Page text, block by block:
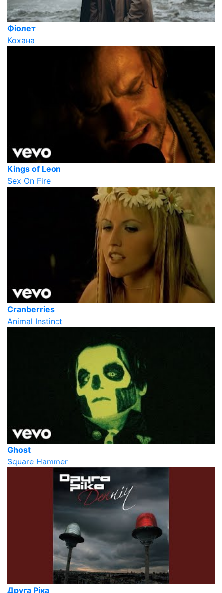
Фіолет
Кохана
Kings of Leon
Sex On Fire
Cranberries
Animal Instinct
Ghost
Square Hammer
Друга Ріка